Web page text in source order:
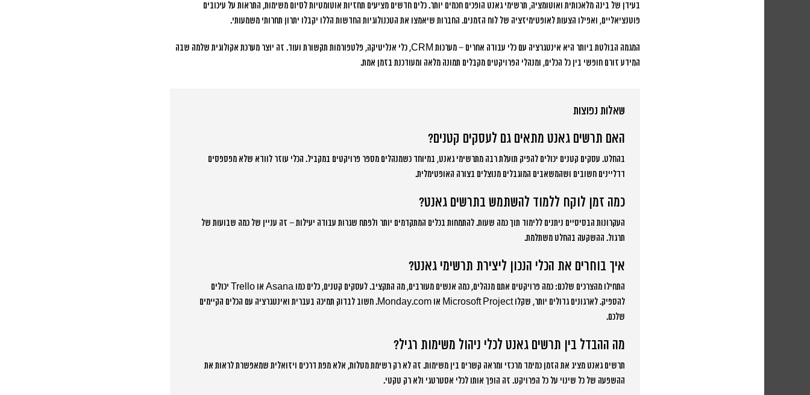
בעידן של בינה מלאכותית ואוטומציה, תרשימי גאנט הופכים חכמים יותר. כלים חדשים מציעים תחזיות אוטומטיות לסיום משימות, התראות על עיכובים
פוטנציאליים, ואפילו הצעות לאופטימיזציה של לוח הזמנים. החברות שיאמצו את הטכנולוגיות החדשות הללו יקבלו יתרון תחרותי משמעותי.
המגמה הבולטת ביותר היא אינטגרציה עם כלי עבודה אחרים – מערכות CRM, כלי אנליטיקה, פלטפורמות תקשורת ועוד. זה יוצר מערכת אקולוגית שלמה שבה
המידע זורם חופשי בין כל הכלים, ומנהלי הפרויקטים מקבלים תמונה מלאה ומעודכנת בזמן אמת.
שאלות נפוצות
האם תרשים גאנט מתאים גם לעסקים קטנים?
בהחלט. עסקים קטנים יכולים להפיק תועלת רבה מתרשימי גאנט, במיוחד כשמנהלים מספר פרויקטים במקביל. הכלי עוזר לוודא שלא מפספסים
דדליינים חשובים ושהמשאבים המוגבלים מנוצלים בצורה האופטימלית.
כמה זמן לוקח ללמוד להשתמש בתרשים גאנט?
העקרונות הבסיסיים ניתנים ללימוד תוך כמה שעות. להתמחות בכלים המתקדמים יותר ולפתח שגרות עבודה יעילות – זה עניין של כמה שבועות של
תרגול. ההשקעה בהחלט משתלמת.
איך בוחרים את הכלי הנכון ליצירת תרשימי גאנט?
התחילו מהצרכים שלכם: כמה פרויקטים אתם מנהלים, כמה אנשים מעורבים, מה התקציב. לעסקים קטנים, כלים כמו Asana או Trello יכולים
להספיק. לארגונים גדולים יותר, שקלו Microsoft Project או Monday.com. חשוב לבדוק תמיכה בעברית ואינטגרציה עם הכלים הקיימים
שלכם.
מה ההבדל בין תרשים גאנט לכלי ניהול משימות רגיל?
תרשים גאנט מציג את הזמן כמימד מרכזי ומראה קשרים בין משימות. זה לא רק רשימת מטלות, אלא מפת דרכים ויזואלית שמאפשרת לראות את
ההשפעה של כל שינוי על כל הפרויקט. זה הופך אותו לכלי אסטרטגי ולא רק טקטי.